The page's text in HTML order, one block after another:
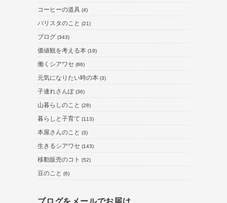
コーヒーの道具 (4)
バリスタのこと (21)
ブログ (343)
価値観を考える本 (19)
働くシアワセ (86)
元気になりたい時の本 (3)
子連れさんぽ(36)
山暮らしのこと (28)
暮らしと子育て (113)
本屋さんのこと (3)
生きるシアワセ (143)
移動販売のコト (52)
豆のこと (6)
ブログをメールでお届け